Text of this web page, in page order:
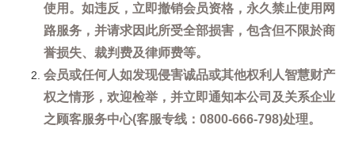
使用。如违反，立即撤销会员资格，永久禁止使用网
路服务，并请求因此所受全部损害，包含但不限於商
誉损失、裁判费及律师费等。
会员或任何人如发现侵害诚品或其他权利人智慧财产
权之情形，欢迎检举，并立即通知本公司及关系企业
之顾客服务中心(客服专线：0800-666-798)处理。